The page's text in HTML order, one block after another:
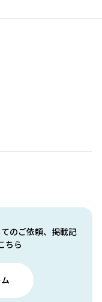
のご依頼、掲載記
ちら